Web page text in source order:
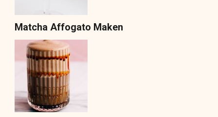
Matcha Affogato Maken